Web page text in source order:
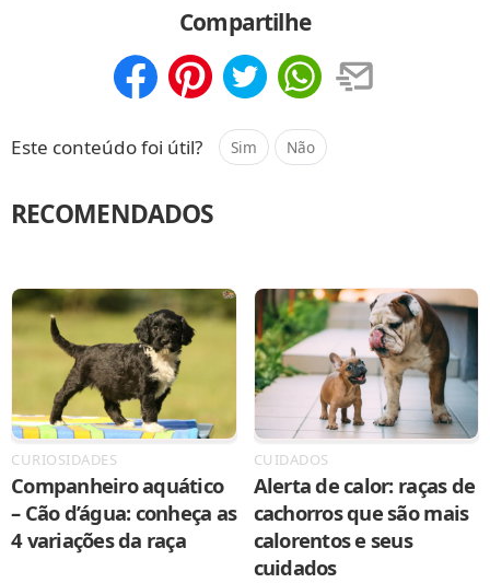
Compartilhe
Este conteúdo foi útil? Sim Não
RECOMENDADOS
CURIOSIDADES
Companheiro aquático
– Cão d’água: conheça as
4 variações da raça
CUIDADOS
Alerta de calor: raças de
cachorros que são mais
calorentos e seus
cuidados